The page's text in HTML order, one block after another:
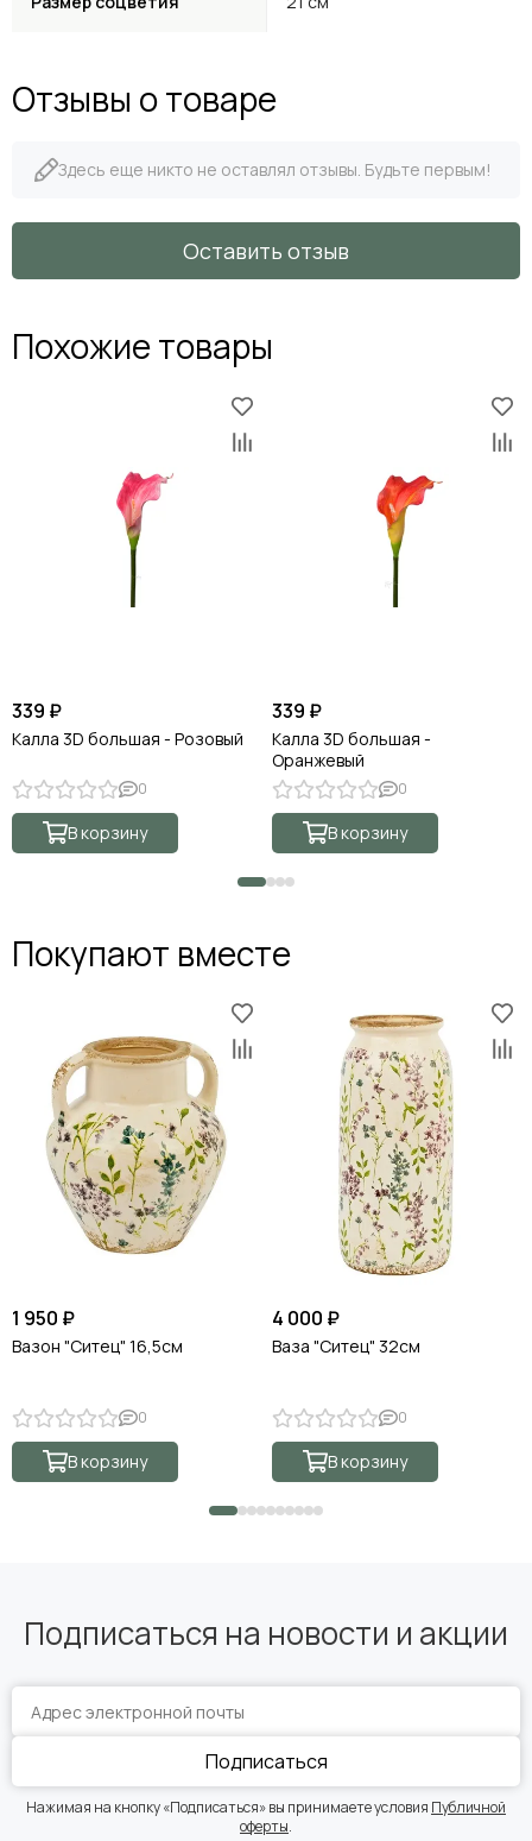
Отзывы о товаре
Здесь еще никто не оставлял отзывы. Будьте первым!
Оставить отзыв
Похожие товары
339 ₽
Калла 3D большая - Розовый
0
В корзину
339 ₽
Калла 3D большая -
Оранжевый
0
В корзину
Покупают вместе
1 950 ₽
Вазон "Ситец" 16,5см
0
В корзину
4 000 ₽
Ваза "Ситец" 32см
0
В корзину
Подписаться на новости и акции
Подписаться
Нажимая на кнопку «Подписаться» вы принимаете условия Публичной
оферты.